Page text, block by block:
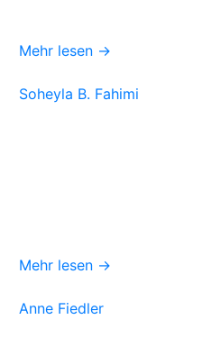
Mehr lesen →
Soheyla B. Fahimi
Mehr lesen →
Anne Fiedler